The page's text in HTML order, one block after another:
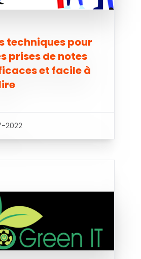
techniques pour
prises de notes
et facile à
2022